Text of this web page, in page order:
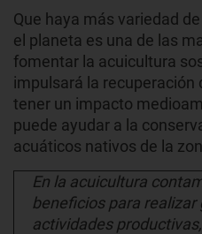
Que haya más variedad de
el planeta es una de las
fomentar la acuicultura
impulsará la recuperación
tener un impacto
puede ayudar a la
acuáticos nativos de la
En la acuicultura
beneficios para realizar
actividades